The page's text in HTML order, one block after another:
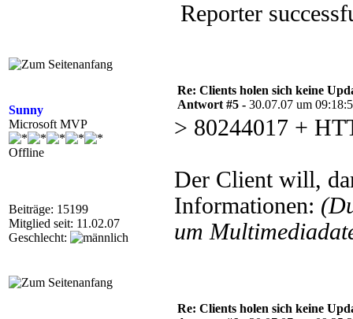
Reporter
Sunny
Microsoft MVP
Offline
Beiträge: 15199
Mitglied seit: 11.02.07
Geschlecht:
Re: Clients holen sich keine
Antwort #5 - 30.07.07 um
> 80244017 +
Der Client will,
Informationen:
um
Re: Clients holen sich keine